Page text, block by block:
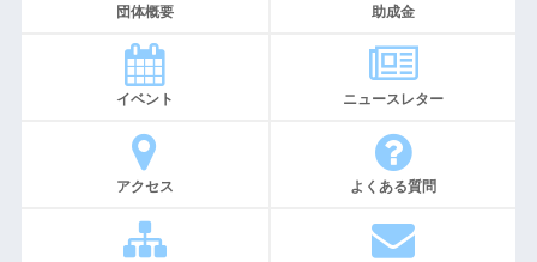
団体概要 助成金
イベント ニュースレター
アクセス よくある質問